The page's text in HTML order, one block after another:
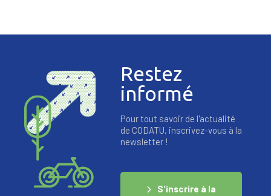
Restez
informé
Pour tout savoir de l'actualité
de CODATU, inscrivez-vous à la
newsletter !
S'inscrire à la